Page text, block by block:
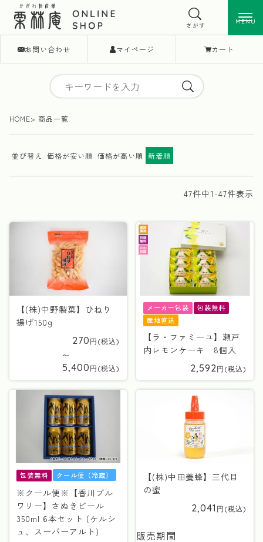
お問い合わせ マイページ カート
MENU
さがす MENU
HOME 商品一覧
並び替え 価格が安い順 価格が高い順 新着順
47件中1 -47件表示
【(株)中野製菓】ひねり
揚げ150g
270
〜
5,400
メーカー包装
包装無料
産地直送
【ラ・ファミーユ】瀬戸
内レモンケーキ 8個入
2,592
包装無料 クール便（冷蔵）
※クール便※【香川ブル
ワリー】さぬきビール
350ml 6本セット (ケルシ
ュ、スーパーアルト)
【(株)中田養蜂】三代目
の蜜
2,041
販売期間